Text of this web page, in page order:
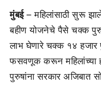
मुंबई– महिलांसाठी सुरू
बहीण योजनेचे पैसे चक्क
लाभ घेणारे चक्क १४
फसवणूक करून महिलांच्या
पुरुषांना सरकार अजिबात